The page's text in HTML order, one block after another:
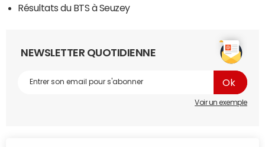
Résultats du BTS à Seuzey
NEWSLETTER QUOTIDIENNE
Voir un exemple